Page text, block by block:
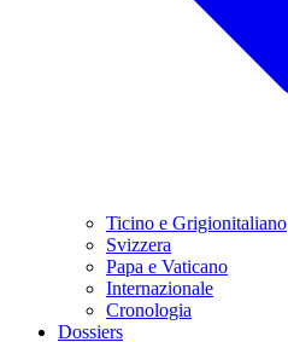
Ticino e Grigionitaliano
Svizzera
Papa e Vaticano
Internazionale
Cronologia
Dossiers